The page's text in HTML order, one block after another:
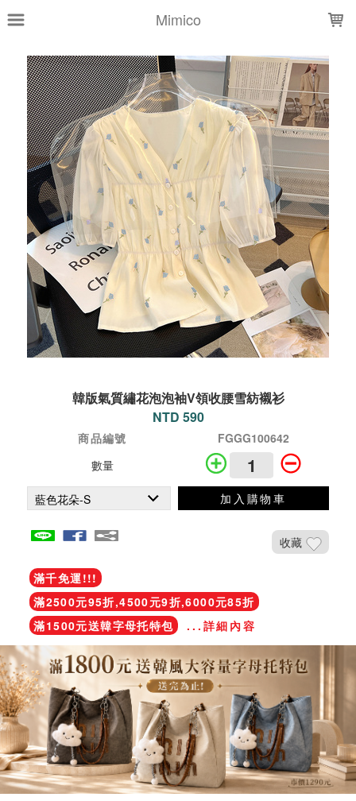
Mimico
韓版氣質繡花泡泡袖V領收腰雪紡襯衫
NTD 590
商品編號
FGGG100642
數量
加入購物車
收藏
滿千免運!!!
滿2500元95折,4500元9折,6000元85折
滿1500元送韓字母托特包
...詳細內容